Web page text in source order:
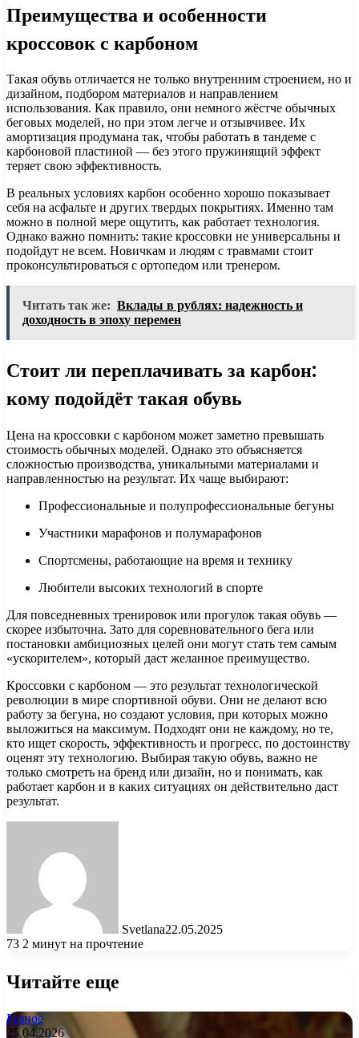
Преимущества и особенности
кроссовок с карбоном
Такая обувь отличается не только внутренним строением, но и
дизайном, подбором материалов и направлением
использования. Как правило, они немного жёстче обычных
беговых моделей, но при этом легче и отзывчивее. Их
амортизация продумана так, чтобы работать в тандеме с
карбоновой пластиной — без этого пружинящий эффект
теряет свою эффективность.
В реальных условиях карбон особенно хорошо показывает
себя на асфальте и других твердых покрытиях. Именно там
можно в полной мере ощутить, как работает технология.
Однако важно помнить: такие кроссовки не универсальны и
подойдут не всем. Новичкам и людям с травмами стоит
проконсультироваться с ортопедом или тренером.
Читать так же: Вклады в рублях: надежность и
доходность в эпоху перемен
Стоит ли переплачивать за карбон:
кому подойдёт такая обувь
Цена на кроссовки с карбоном может заметно превышать
стоимость обычных моделей. Однако это объясняется
сложностью производства, уникальными материалами и
направленностью на результат. Их чаще выбирают:
Профессиональные и полупрофессиональные бегуны
Участники марафонов и полумарафонов
Спортсмены, работающие на время и технику
Любители высоких технологий в спорте
Для повседневных тренировок или прогулок такая обувь —
скорее избыточна. Зато для соревновательного бега или
постановки амбициозных целей они могут стать тем самым
«ускорителем», который даст желанное преимущество.
Кроссовки с карбоном — это результат технологической
революции в мире спортивной обуви. Они не делают всю
работу за бегуна, но создают условия, при которых можно
выложиться на максимум. Подходят они не каждому, но те,
кто ищет скорость, эффективность и прогресс, по достоинству
оценят эту технологию. Выбирая такую обувь, важно не
только смотреть на бренд или дизайн, но и понимать, как
работает карбон и в каких ситуациях он действительно даст
результат.
Svetlana22.05.2025
73 2 минут на прочтение
Читайте еще
Разное
25.04.2026